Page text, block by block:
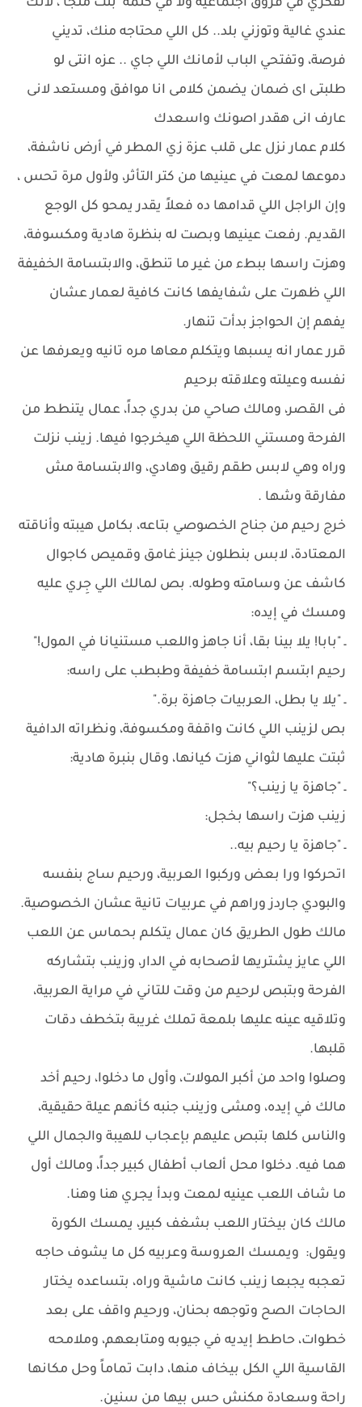
تفكري في فروق اجتماعية ولا في كلمة 'بنت ملجأ'، لأنك
عندي غالية وتوزني بلد.. كل اللي محتاجه منك، تديني
فرصة، وتفتحي الباب لأمانك اللي جاي .. عزه انتى لو
طلبتى اى ضمان يضمن كلامى انا موافق ومستعد لانى
عارف انى هقدر اصونك واسعدك
كلام عمار نزل على قلب عزة زي المطر في أرض ناشفة،
دموعها لمعت في عينيها من كتر التأثر، ولأول مرة تحس ،
وإن الراجل اللي قدامها ده فعلاً يقدر يمحو كل الوجع
القديم. رفعت عينيها وبصت له بنظرة هادية ومكسوفة،
وهزت راسها ببطء من غير ما تنطق، والابتسامة الخفيفة
اللي ظهرت على شفايفها كانت كافية لعمار عشان
يفهم إن الحواجز بدأت تنهار.
قرر عمار انه يسبها ويتكلم معاها مره تانيه ويعرفها عن
نفسه وعيلته وعلاقته برحيم
فى القصر، ومالك صاحي من بدري جداً، عمال يتنطط من
الفرحة ومستني اللحظة اللي هيخرجوا فيها. زينب نزلت
وراه وهي لابس طقم رقيق وهادي، والابتسامة مش
مفارقة وشها .
خرج رحيم من جناح الخصوصي بتاعه، بكامل هيبته وأناقته
المعتادة، لابس بنطلون جينز غامق وقميص كاجوال
كاشف عن وسامته وطوله. بص لمالك اللي جِري عليه
ومسك في إيده:
ـ "بابا! يلا بينا بقا، أنا جاهز واللعب مستنيانا في المول!"
رحيم ابتسم ابتسامة خفيفة وطبطب على راسه:
ـ "يلا يا بطل، العربيات جاهزة برة."
بص لزينب اللي كانت واقفة ومكسوفة، ونظراته الدافية
ثبتت عليها لثواني هزت كيانها، وقال بنبرة هادية:
ـ "جاهزة يا زينب؟"
زينب هزت راسها بخجل:
ـ "جاهزة يا رحيم بيه..
اتحركوا ورا بعض وركبوا العربية، ورحيم ساج بنفسه
والبودي جاردز وراهم في عربيات تانية عشان الخصوصية.
مالك طول الطريق كان عمال يتكلم بحماس عن اللعب
اللي عايز يشتريها لأصحابه في الدار، وزينب بتشاركه
الفرحة وبتبص لرحيم من وقت للتاني في مراية العربية،
وتلاقيه عينه عليها بلمعة تملك غريبة بتخطف دقات
قلبها.
وصلوا واحد من أكبر المولات، وأول ما دخلوا، رحيم أخد
مالك في إيده، ومشى وزينب جنبه كأنهم عيلة حقيقية،
والناس كلها بتبص عليهم بإعجاب للهيبة والجمال اللي
هما فيه. دخلوا محل ألعاب أطفال كبير جداً، ومالك أول
ما شاف اللعب عينيه لمعت وبدأ يجري هنا وهنا.
مالك كان بيختار اللعب بشغف كبير، يمسك الكورة
ويقول: ويمسك العروسة وعربيه كل ما يشوف حاجه
تعجبه يجبعا زينب كانت ماشية وراه، بتساعده يختار
الحاجات الصح وتوجهه بحنان، ورحيم واقف على بعد
خطوات، حاطط إيديه في جيوبه ومتابعهم، وملامحه
القاسية اللي الكل بيخاف منها، دابت تماماً وحل مكانها
راحة وسعادة مكنش حس بيها من سنين.